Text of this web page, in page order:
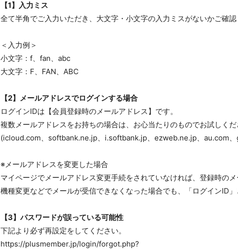
【1】入力ミス
全て半角でご入力いただき、大文字・小文字の入力ミスがないかご確認
＜入力例＞
小文字：f、fan、abc
大文字：F、FAN、ABC
【2】メールアドレスでログインする場合
ログインIDは【会員登録時のメールアドレス】です。
複数メールアドレスをお持ちの場合は、お心当たりのものでお試しくだ
(icloud.com、softbank.ne.jp、i.softbank.jp、ezweb.ne.jp、au.com
※メールアドレスを変更した場合
マイページでメールアドレス変更手続をされていなければ、登録時のメ
機種変更などでメールが受信できなくなった場合でも、「ログインID」
【3】パスワードが誤っている可能性
下記より必ず再設定をしてください。
https://plusmember.jp/login/forgot.php?